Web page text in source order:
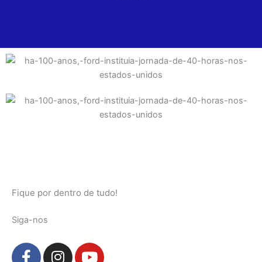
Fique por dentro de tudo!
Siga-nos
F
I
Y